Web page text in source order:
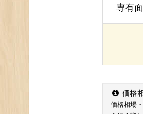
専有
価格
価格相場